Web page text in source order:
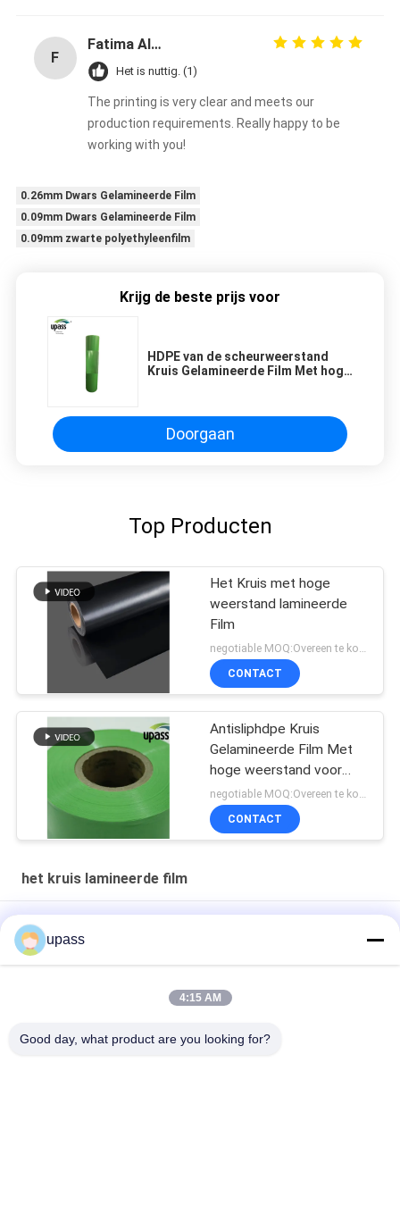
F
Fatima Al-Nuaimi
Het is nuttig. (1)
The printing is very clear and meets our
production requirements. Really happy to be
working with you!
0.26mm Dwars Gelamineerde Film
0.09mm Dwars Gelamineerde Film
0.09mm zwarte polyethyleenfilm
Krijg de beste prijs voor
HDPE van de scheurweerstand
Kruis Gelamineerde Film Met hoge
Doorgaan
Top Producten
Het Kruis met hoge
weerstand lamineerde
Film
negotiable MOQ:Overeen te komen
CONTACT
Antisliphdpe Kruis
Gelamineerde Film Met
hoge weerstand voor
Waterdichte Membranennegotiable MOQ:Overeen te komen
CONTACT
het kruis lamineerde film
265um melk Witte Kruis Gelamineerde Film voor Etiketdruk
Drukkend Etiket Dwars Gelamineerde Hdpe Plastic Vuurvaste
Scheurweerstand
upass
4:15 AM
Good day, what product are you looking for?